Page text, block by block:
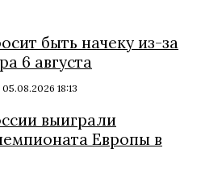
быть начеку из-за
6 августа
05.08.2026 18:13
выиграли
Европы в